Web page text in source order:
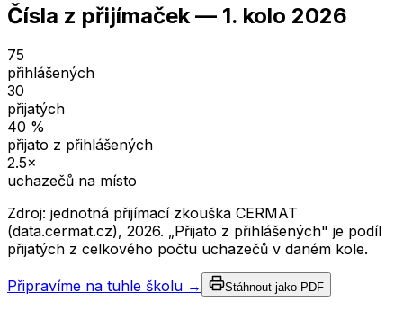
Čísla z přijímaček — 1. kolo 2026
75
přihlášených
30
přijatých
40 %
přijato z přihlášených
2.5×
uchazečů na místo
Zdroj: jednotná přijímací zkouška CERMAT
(data.cermat.cz), 2026. „Přijato z přihlášených" je podíl
přijatých z celkového počtu uchazečů v daném kole.
Připravíme na tuhle školu → Stáhnout jako PDF